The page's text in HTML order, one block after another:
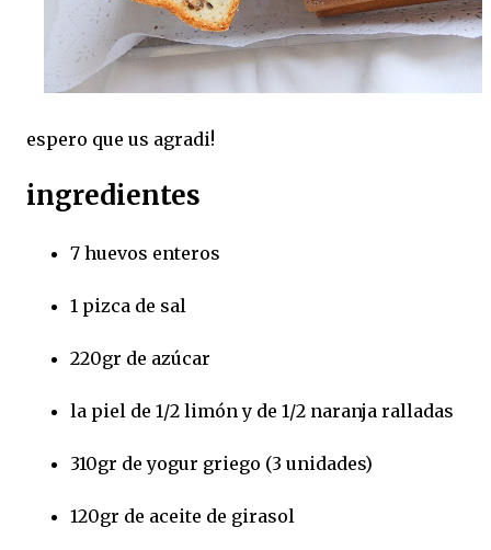
espero que us agradi!
ingredientes
7 huevos enteros
1 pizca de sal
220gr de azúcar
la piel de 1/2 limón y de 1/2 naranja ralladas
310gr de yogur griego (3 unidades)
120gr de aceite de girasol